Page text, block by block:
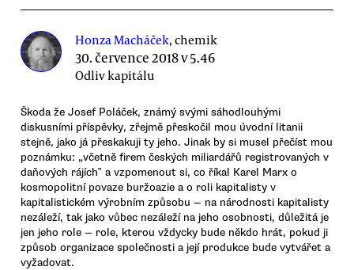
Honza Macháček, chemik
30. července 2018 v 5.46
Odliv kapitálu
Škoda že Josef Poláček, známý svými sáhodlouhými
diskusními příspěvky, zřejmě přeskočil mou úvodní litanii
stejně, jako já přeskakuji ty jeho. Jinak by si musel přečíst mou
poznámku: „včetně firem českých miliardářů registrovaných v
daňových rájích‟ a vzpomenout si, co říkal Karel Marx o
kosmopolitní povaze buržoazie a o roli kapitalisty v
kapitalistickém výrobním způsobu — na národnosti kapitalisty
nezáleží, tak jako vůbec nezáleží na jeho osobnosti, důležitá je
jen jeho role — role, kterou vždycky bude někdo hrát, pokud ji
způsob organizace společnosti a její produkce bude vytvářet a
vyžadovat.